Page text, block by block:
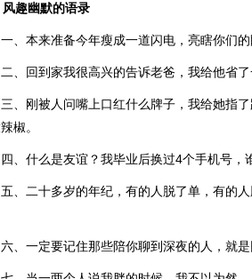
风趣幽默的语录
一、本来准备今年瘦成一道闪电，亮瞎你们
二、回到家我很高兴的告诉老爸，我给他省
三、刚被人问嘴上口红什么牌子，我给她指
椒。
四、什么是友谊？我毕业后换过4个手机号，
五、二十多岁的年纪，有的人脱了单，有的
六、一定要记住那些陪你聊到深夜的人，就